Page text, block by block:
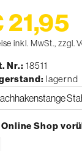
21,95
inkl. MwSt., zzgl.
Nr. 18511
lagernd
Online Shop